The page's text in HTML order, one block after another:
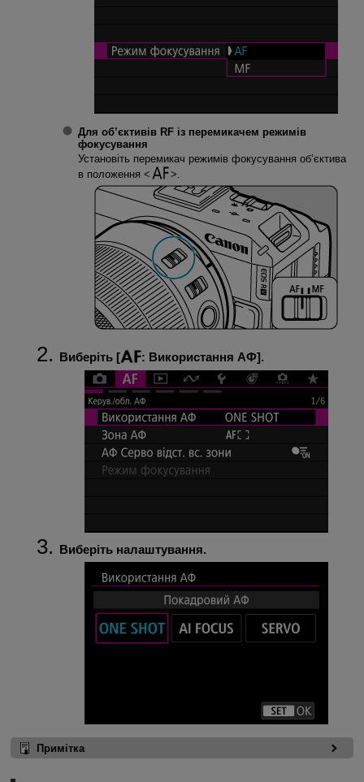
Для об’єктивів RF із перемикачем режимів
фокусування
Установіть перемикач режимів фокусування об’єктива
в положення
.
Виберіть [ : Використання АФ].
Виберіть налаштування.
Примітка